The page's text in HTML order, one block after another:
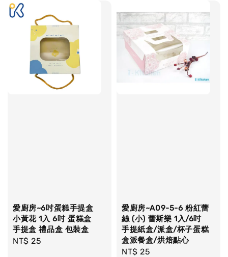
愛廚房~6吋蛋糕手提盒
小黃花 1入 6吋 蛋糕盒
手提盒 禮品盒 包裝盒
Regular
NT$ 25
愛廚房~A09-5-6 粉紅蕾
絲 (小) 蕾斯樂 1入/6吋
手提紙盒/派盒/杯子蛋糕
盒派餐盒/烘焙點心
Regular
NT$ 25